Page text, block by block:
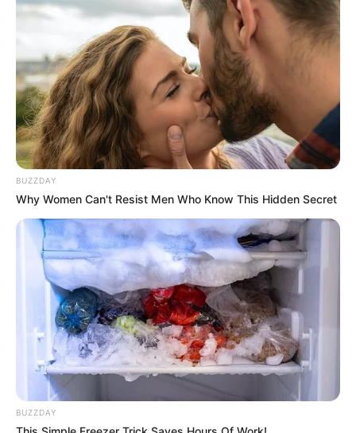
BUZZDAY
Why Women Can't Resist Men Who Know This Hidden Secret
BUZZDAY